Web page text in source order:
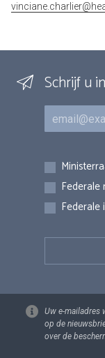
Schrijf u
E-mail
Inschrijvingen
Federale
Federale
Uw e-mailadres
op de
over de